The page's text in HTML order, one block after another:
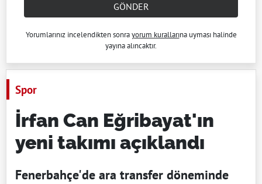
GÖNDER
Yorumlarınız incelendikten sonrayorum kurallarına uyması halinde
yayına alıncaktır.
Spor
İrfan Can Eğribayat'ın
yeni takımı açıklandı
Fenerbahçe'de ara transfer döneminde